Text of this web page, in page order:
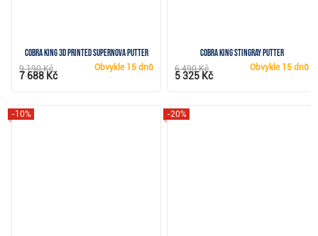
Cobra King 3D Printed Supernova putter
Obvykle 15 dnů
9 190 Kč
7 688 Kč
Cobra KING Stingray putter
Obvykle 15 dnů
6 490 Kč
5 325 Kč
-10% -20%